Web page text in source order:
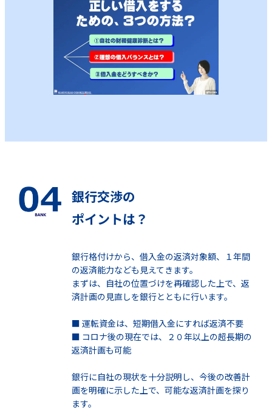
銀行交渉の
ポイントは？
銀行格付けから、借入金の返済対象額、１年間
の返済能力なども見えてきます。
まずは、自社の位置づけを再確認した上で、返
済計画の見直しを銀行とともに行います。
■ 運転資金は、短期借入金にすれば返済不要
■ コロナ後の現在では、２０年以上の超長期の
返済計画も可能
銀行に自社の現状を十分説明し、今後の改善計
画を明確に示した上で、可能な返済計画を探り
ます。